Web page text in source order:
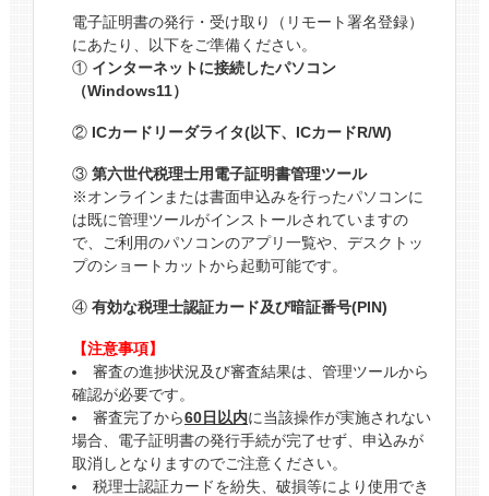
電子証明書の発行・受け取り（リモート署名登録）
にあたり、以下をご準備ください。
① インターネットに接続したパソコン
（Windows11）
② ICカードリーダライタ(以下、ICカードR/W)
③第六世代税理士用電子証明書管理ツール
※オンラインまたは書面申込みを行ったパソコンに
は既に管理ツールがインストールされていますの
で、ご利用のパソコンのアプリ一覧や、デスクトッ
プのショートカットから起動可能です。
④有効な税理士認証カード及び暗証番号(PIN)
【注意事項】
審査の進捗状況及び審査結果は、管理ツールから
確認が必要です。
審査完了から60日以内に当該操作が実施されない
場合、電子証明書の発行手続が完了せず、申込みが
取消しとなりますのでご注意ください。
税理士認証カードを紛失、破損等により使用でき